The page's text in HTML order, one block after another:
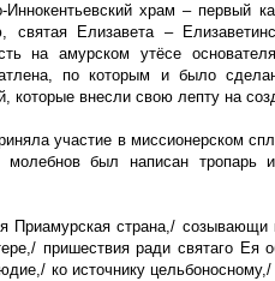
храм – первый
святая Елизавета –
на амурском утёсе
по которым и было
которые внесли свою лепту на
участие в миссионерском
был написан тропарь
Приамурская страна,/
пришествия ради святаго Ея
ко источнику